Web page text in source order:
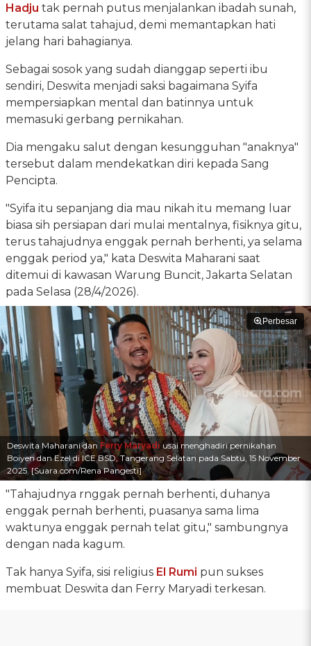
Hadju tak pernah putus menjalankan ibadah sunah,
terutama salat tahajud, demi memantapkan hati
jelang hari bahagianya.
Sebagai sosok yang sudah dianggap seperti ibu
sendiri, Deswita menjadi saksi bagaimana Syifa
mempersiapkan mental dan batinnya untuk
memasuki gerbang pernikahan.
Dia mengaku salut dengan kesungguhan "anaknya"
tersebut dalam mendekatkan diri kepada Sang
Pencipta.
"Syifa itu sepanjang dia mau nikah itu memang luar
biasa sih persiapan dari mulai mentalnya, fisiknya gitu,
terus tahajudnya enggak pernah berhenti, ya selama
enggak period ya," kata Deswita Maharani saat
ditemui di kawasan Warung Buncit, Jakarta Selatan
pada Selasa (28/4/2026).
Perbesar
Deswita Maharani danFerry Maryadiusai menghadiri pernikahan
Boiyen dan Ezel di ICE BSD, Tangerang Selatan pada Sabtu, 15 November
2025. [Suara.com/Rena Pangesti]
"Tahajudnya rnggak pernah berhenti, duhanya
enggak pernah berhenti, puasanya sama lima
waktunya enggak pernah telat gitu," sambungnya
dengan nada kagum.
Tak hanya Syifa, sisi religius El Rumi pun sukses
membuat Deswita dan Ferry Maryadi terkesan.